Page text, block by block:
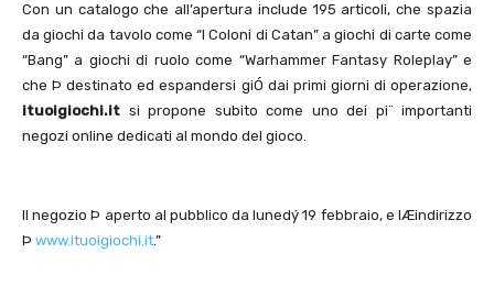
Con un catalogo che all’apertura include 195 articoli, che spazia
da giochi da tavolo come “I Coloni di Catan” a giochi di carte come
“Bang” a giochi di ruolo come “Warhammer Fantasy Roleplay” e
che Þ destinato ed espandersi giÓ dai primi giorni di operazione,
ituoigiochi.it si propone subito come uno dei pi¨ importanti
negozi online dedicati al mondo del gioco.
Il negozio Þ aperto al pubblico da lunedý 19 febbraio, e lÆindirizzo
Þ www.ituoigiochi.it.”